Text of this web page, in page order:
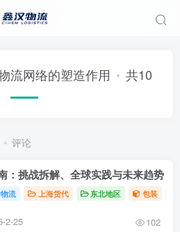
流网络的塑造作用 共10
评论
：挑战拆解、全球实践与未来趋势
流 上海货代 东北地区 包装
2-25 102